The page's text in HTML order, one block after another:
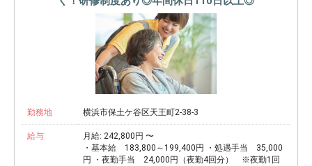
勤務地 横浜市保土ケ谷区天王町2-38-3
給与
月給: 242,800円 〜
・基本給 183,800～199,400円 ・処遇手当 35,000
円 ・夜勤手当 24,000円（夜勤4回分） ※夜勤1回